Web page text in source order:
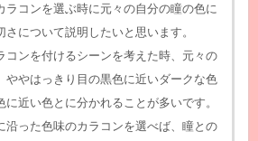
ラコンを選ぶ時に元々の自分の瞳の色に
について説明したいと思います。
コンを付けるシーンを考えた時、元々の
ややはっきり目の黒色に近いダークな色
に近い色とに分かれることが多いです。
沿った色味のカラコンを選べば、瞳との